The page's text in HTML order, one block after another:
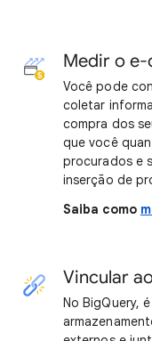
Medir o
Você pode
coletar
compra dos
que você
procurados e
inserção de
Saiba como
Vincular
No BigQuery,